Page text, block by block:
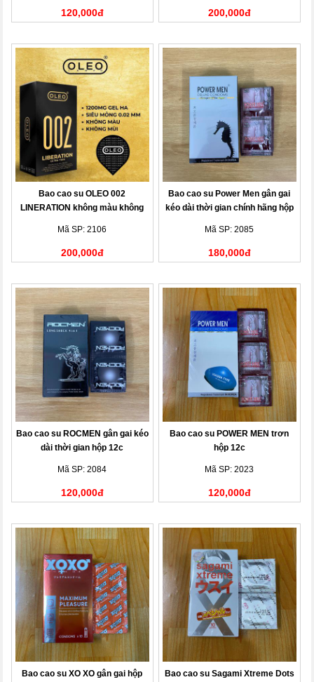
120,000đ 200,000đ
Bao cao su OLEO 002
LINERATION không màu không
Mã SP: 2106
200,000đ
Bao cao su Power Men gân gai
kéo dài thời gian chính hãng hộp
Mã SP: 2085
180,000đ
Bao cao su ROCMEN gân gai kéo
dài thời gian hộp 12c
Mã SP: 2084
120,000đ
Bao cao su POWER MEN trơn
hộp 12c
Mã SP: 2023
120,000đ
Bao cao su XO XO gân gai hộp
Bao cao su Sagami Xtreme Dots